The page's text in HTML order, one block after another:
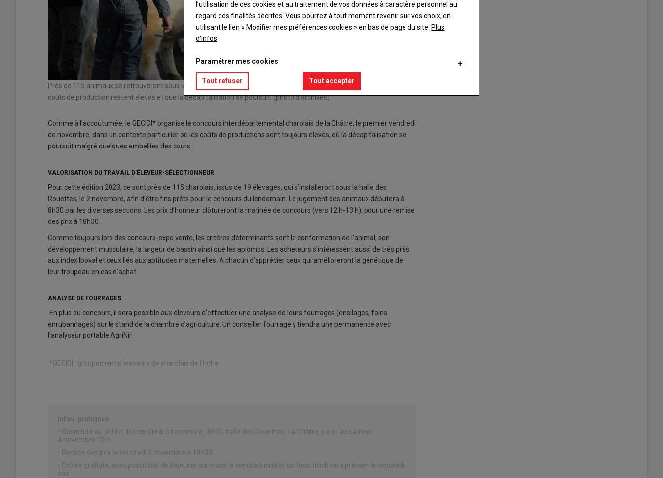
Près de 115 animaux se retrouveront sous la halle des Rouettes de La Châtre, le 3 novembre, dans un contexte où les
coûts de production restent élevés et que la décapitalisation se poursuit. (photo d’archives)
Comme à l’accoutumée, le GECIDI* organise le concours interdépartemental charolais de la Châtre, le premier vendredi
de novembre, dans un contexte particulier où les coûts de productions sont toujours élevés, où la décapitalisation se
poursuit malgré quelques embellies des cours.
VALORISATION DU TRAVAIL D’ÉLEVEUR-SÉLECTIONNEUR
Pour cette édition 2023, ce sont près de 115 charolais, issus de 19 élevages, qui s’installeront sous la halle des
Rouettes, le 2 novembre, afin d’être fins prêts pour le concours du lendemain. Le jugement des animaux débutera à
8h30 par les diverses sections. Les prix d’honneur clôtureront la matinée de concours (vers 12 h-13 h), pour une remise
des prix à 18h30.
Comme toujours lors des concours-expo vente, les critères déterminants sont la conformation de l’animal, son
développement musculaire, la largeur de bassin ainsi que les aplombs. Les acheteurs s’intéressent aussi de très près
aux index Iboval et ceux liés aux aptitudes maternelles. A chacun d’apprécier ceux qui amélioreront la génétique de
leur troupeau en cas d’achat.
ANALYSE DE FOURRAGES
En plus du concours, il sera possible aux éleveurs d’effectuer une analyse de leurs fourrages (ensilages, foins
enrubannages) sur le stand de la chambre d’agriculture. Un conseiller fourrage y tiendra une permanence avec
l’analyseur portable AgriNir.
*GECIDI : groupement d’eleveurs de charolais de l’Indre
Infos pratiques:
• Ouverture au public : Du vendredi 3 novembre, 8h30, halle des Rouettes, La Châtre, jusqu’au samedi
4 novembre 10 h.
• Remise des prix le vendredi 3 novembre à 18h30
• Entrée gratuite, avec possibilité de déjeuner sur place le vendredi midi et un food truck sera présent le vendredi
soir.
l’utilisation de ces cookies et au traitement de vos données à caractère personnel au
regard des finalités décrites. Vous pourrez à tout moment revenir sur vos choix, en
utilisant le lien « Modifier mes préférences cookies » en bas de page du site. Plus
d'infos
Paramétrer mes cookies
Tout refuser Tout accepter